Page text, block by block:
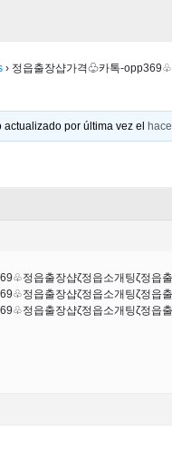
› 정읍출장샵가격♧카톡-
actualizado por última vez el
정읍출장샵ζ정읍소개팅ζ정읍
정읍출장샵ζ정읍소개팅ζ정읍
정읍출장샵ζ정읍소개팅ζ정읍